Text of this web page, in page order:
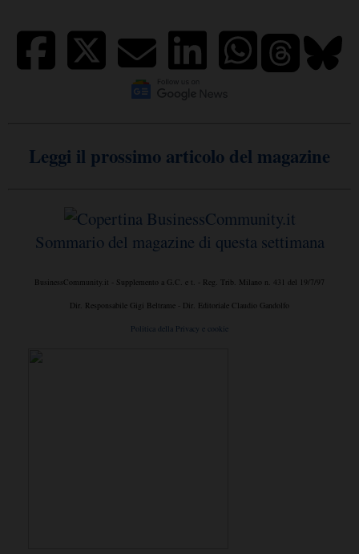
Leggi il prossimo articolo del magazine
Sommario del magazine di questa settimana
BusinessCommunity.it - Supplemento a G.C. e t. - Reg. Trib. Milano n. 431 del 19/7/97
Dir. Responsabile Gigi Beltrame - Dir. Editoriale Claudio Gandolfo
Politica della Privacy e cookie